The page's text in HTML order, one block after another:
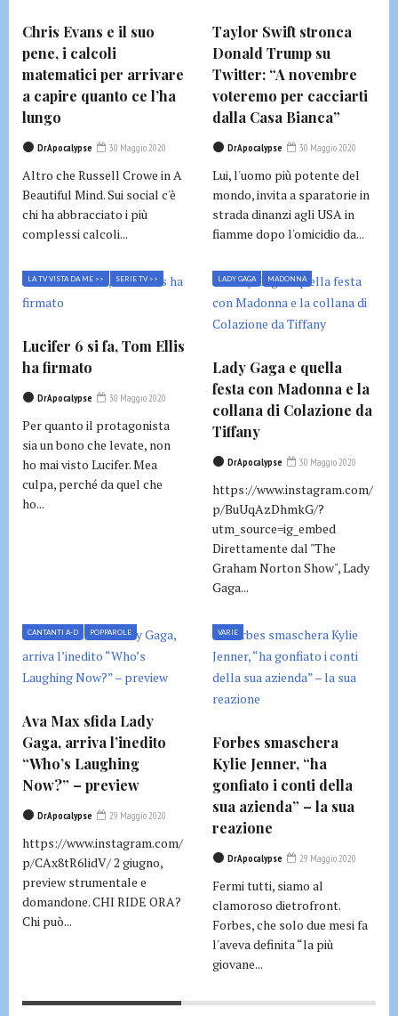
Chris Evans e il suo
pene, i calcoli
matematici per arrivare
a capire quanto ce l’ha
lungo
DrApocalypse 30 Maggio 2020
Altro che Russell Crowe in A
Beautiful Mind. Sui social c'è
chi ha abbracciato i più
complessi calcoli...
Taylor Swift stronca
Donald Trump su
Twitter: “A novembre
voteremo per cacciarti
dalla Casa Bianca”
DrApocalypse 30 Maggio 2020
Lui, l'uomo più potente del
mondo, invita a sparatorie in
strada dinanzi agli USA in
fiamme dopo l'omicidio da...
LA TV VISTA DA ME >> SERIE TV >>
Lucifer 6 si fa, Tom Ellis
ha firmato
DrApocalypse 30 Maggio 2020
Per quanto il protagonista
sia un bono che levate, non
ho mai visto Lucifer. Mea
culpa, perché da quel che
ho...
LADY GAGA MADONNA
Lady Gaga e quella
festa con Madonna e la
collana di Colazione da
Tiffany
DrApocalypse 30 Maggio 2020
https://www.instagram.com/
p/BuUqAzDhmkG/?
utm_source=ig_embed
Direttamente dal "The
Graham Norton Show", Lady
Gaga...
CANTANTI A-D POPPAROLE
Ava Max sfida Lady
Gaga, arriva l’inedito
“Who’s Laughing
Now?” – preview
DrApocalypse 29 Maggio 2020
https://www.instagram.com/
p/CAx8tR6lidV/ 2 giugno,
preview strumentale e
domandone. CHI RIDE ORA?
Chi può...
VARIE
Forbes smaschera
Kylie Jenner, “ha
gonfiato i conti della
sua azienda” – la sua
reazione
DrApocalypse 29 Maggio 2020
Fermi tutti, siamo al
clamoroso dietrofront.
Forbes, che solo due mesi fa
l'aveva definita “la più
giovane...